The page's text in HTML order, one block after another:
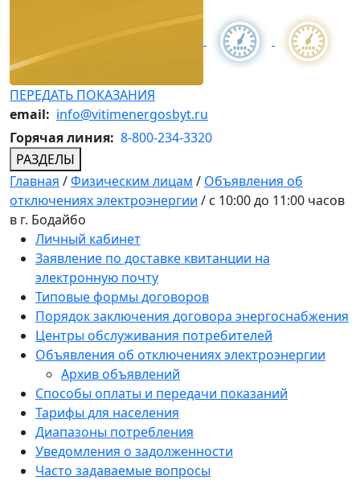
ПЕРЕДАТЬ ПОКАЗАНИЯ
email: info@vitimenergosbyt.ru
Горячая линия: 8-800-234-3320
РАЗДЕЛЫ
Главная /Физическим лицам / Объявления об
отключениях электроэнергии / с 10:00 до 11:00 часов
в г. Бодайбо
Личный кабинет
Заявление по доставке квитанции на
электронную почту
Типовые формы договоров
Порядок заключения договора энергоснабжения
Центры обслуживания потребителей
Объявления об отключениях электроэнергии
Архив объявлений
Способы оплаты и передачи показаний
Тарифы для населения
Диапазоны потребления
Уведомления о задолженности
Часто задаваемые вопросы